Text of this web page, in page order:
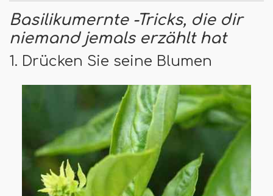
Basilikumernte -Tricks, die dir
niemand jemals erzählt hat
1. Drücken Sie seine Blumen